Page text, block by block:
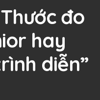
đo
hay
diễn”